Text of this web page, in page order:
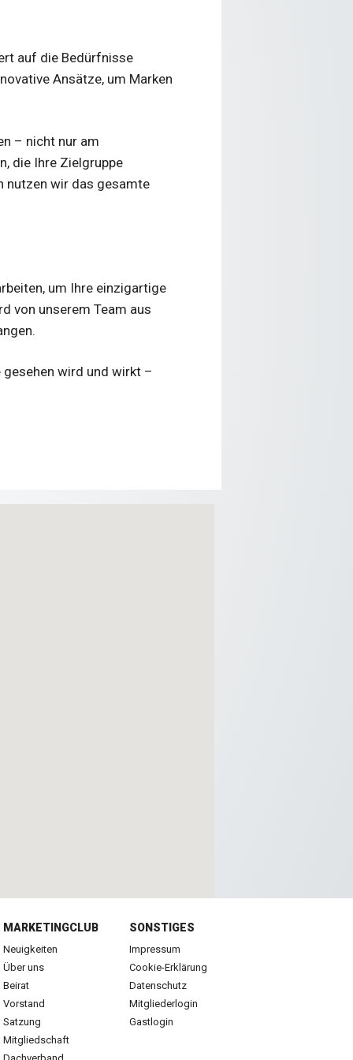
auf die Bedürfnisse
Ansätze, um Marken
– nicht nur am
die Ihre Zielgruppe
nutzen wir das gesamte
um Ihre einzigartige
von unserem Team aus
wird und wirkt –
MARKETINGCLUB
Neuigkeiten
Über uns
Beirat
Vorstand
Satzung
Mitgliedschaft
SONSTIGES
Impressum
Cookie-Erklärung
Datenschutz
Mitgliederlogin
Gastlogin